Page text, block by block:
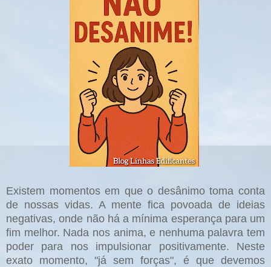
Existem momentos em que o desânimo toma conta
de nossas vidas. A mente fica povoada de ideias
negativas, onde não há a mínima esperança para um
fim melhor. Nada nos anima, e nenhuma palavra tem
poder para nos impulsionar positivamente. Neste
exato momento, "já sem forças", é que devemos